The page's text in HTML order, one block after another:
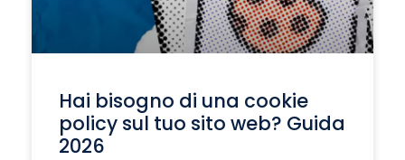
Hai bisogno di una cookie
policy sul tuo sito web? Guida
2026